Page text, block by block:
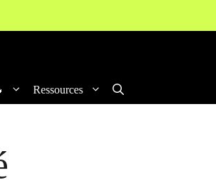
Ressources